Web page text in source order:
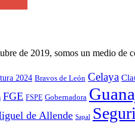
de 2019, somos un medio de
2024 Bravos de León Celaya
FGE FSPE Gobernadora
de Allende Sapal